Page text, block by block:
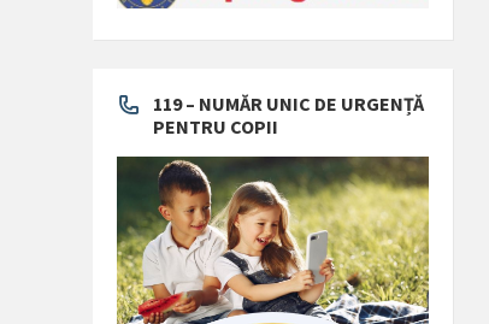
119 – NUMĂR UNIC DE URGENȚĂ
PENTRU COPII